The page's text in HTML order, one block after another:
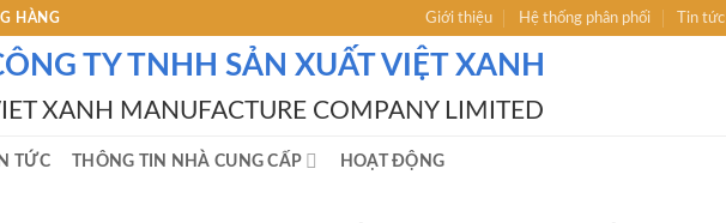
HÀNG Giới thiệu Hệ thống phân phối Tin tức
TY TNHH SẢN XUẤT VIỆT XANH
XANH MANUFACTURE COMPANY LIMITED
TỨC THÔNG TIN NHÀ CUNG CẤP HOẠT ĐỘNG